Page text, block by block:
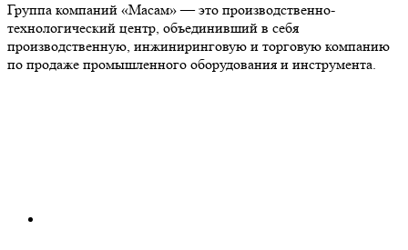
Группа компаний «Масам» — это производственно-
технологический центр, объединивший в себя
производственную, инжиниринговую и торговую компанию
по продаже промышленного оборудования и инструмента.